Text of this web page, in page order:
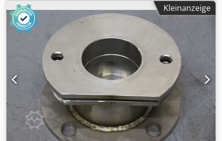
Heizrohrschnecke, Schneckenwämetauscher -Stopfbuchse:
für Ø 35 mm Welle -für: Stopfbuchsenband -Anzahl: 44x
Stopfbuchsen vorhanden Dcsdpocgc U Asfx Af Dsk -Preis:
pro Stück -Abmessungen: 115/115/H125 mm -Gewicht: 1,4
Kleinanzeige